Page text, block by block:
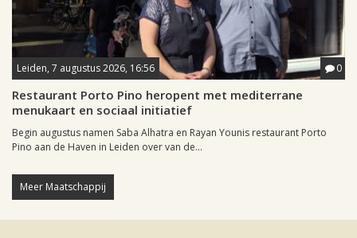
Leiden, 7 augustus 2026, 16:56 0
Restaurant Porto Pino heropent met mediterrane
menukaart en sociaal initiatief
Begin augustus namen Saba Alhatra en Rayan Younis restaurant Porto
Pino aan de Haven in Leiden over van de...
Meer Maatschappij